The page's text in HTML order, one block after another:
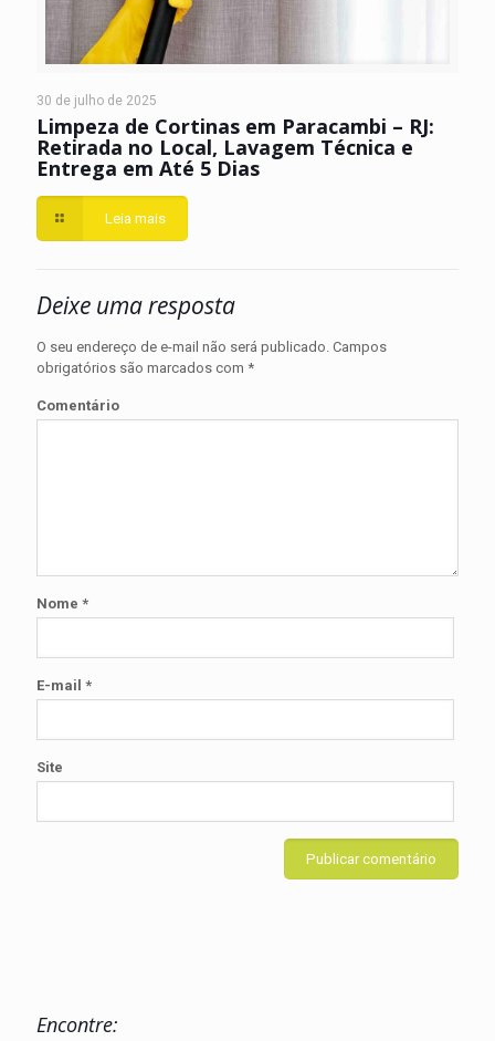
30 de julho de 2025
Limpeza de Cortinas em Paracambi – RJ:
Retirada no Local, Lavagem Técnica e
Entrega em Até 5 Dias
Leia mais
Deixe uma resposta
O seu endereço de e-mail não será publicado. Campos
obrigatórios são marcados com *
Comentário
Nome *
E-mail *
Site
Encontre: